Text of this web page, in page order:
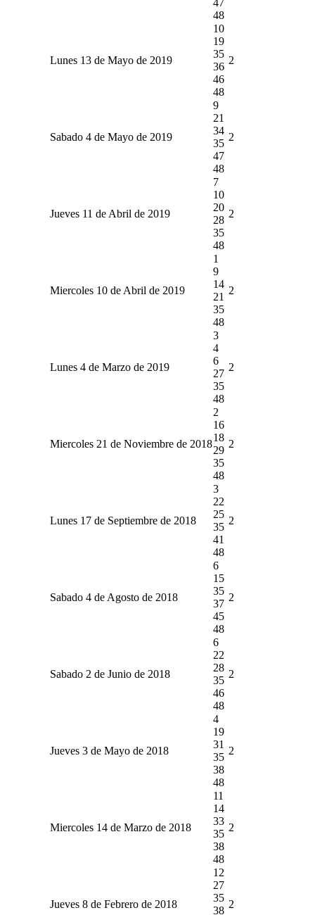
48
Lunes 13 de Mayo de 2019
10
19
35
36
46
48
2
Sabado 4 de Mayo de 2019
9
21
34
35
47
48
2
Jueves 11 de Abril de 2019
7
10
20
28
35
48
2
Miercoles 10 de Abril de 2019
1
9
14
21
35
48
2
Lunes 4 de Marzo de 2019
3
4
6
27
35
48
2
Miercoles 21 de Noviembre de 2018
2
16
18
29
35
48
2
Lunes 17 de Septiembre de 2018
3
22
25
35
41
48
2
Sabado 4 de Agosto de 2018
6
15
35
37
45
48
2
Sabado 2 de Junio de 2018
6
22
28
35
46
48
2
Jueves 3 de Mayo de 2018
4
19
31
35
38
48
2
Miercoles 14 de Marzo de 2018
11
14
33
35
38
48
2
Jueves 8 de Febrero de 2018
12
27
35
38
2